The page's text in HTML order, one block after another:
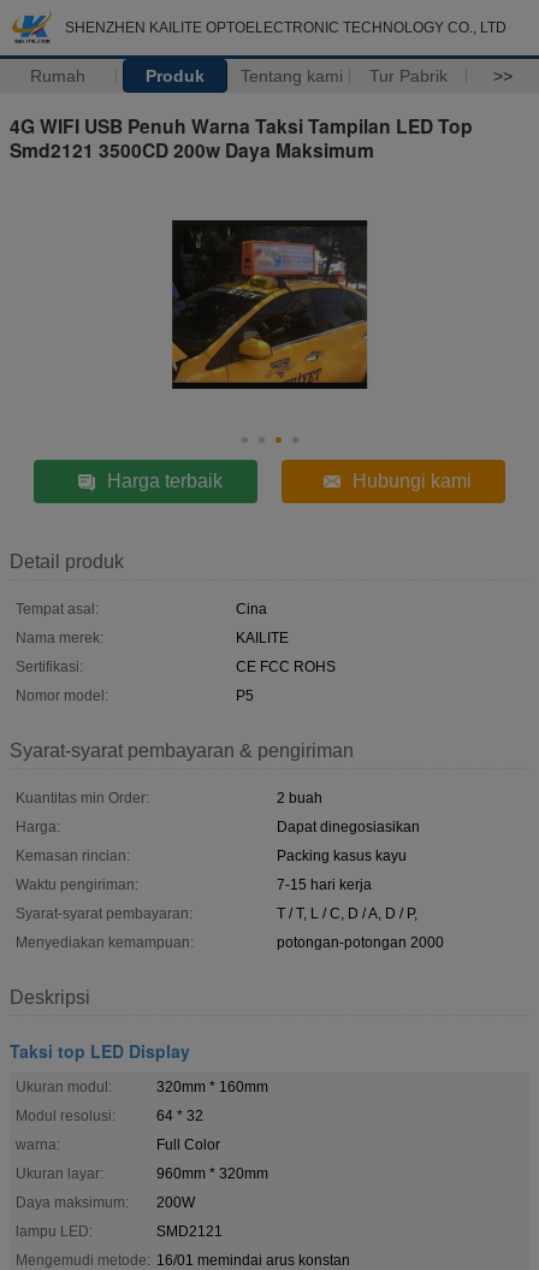
SHENZHEN KAILITE OPTOELECTRONIC TECHNOLOGY CO., LTD
Rumah Produk Tentang kami Tur Pabrik >>
4G WIFI USB Penuh Warna Taksi Tampilan LED Top
Smd2121 3500CD 200w Daya Maksimum
Harga terbaik Hubungi kami
Detail produk
Tempat asal:
Cina
Nama merek:
KAILITE
Sertifikasi:
CE FCC ROHS
Nomor model:
P5
Syarat-syarat pembayaran & pengiriman
Kuantitas min Order:
2 buah
Harga:
Dapat dinegosiasikan
Kemasan rincian:
Packing kasus kayu
Waktu pengiriman:
7-15 hari kerja
Syarat-syarat pembayaran:
T / T, L / C, D / A, D / P,
Menyediakan kemampuan:
potongan-potongan 2000
Deskripsi
Taksi top LED Display
Ukuran modul:
320mm * 160mm
Modul resolusi:
64 * 32
warna:
Full Color
Ukuran layar:
960mm * 320mm
Daya maksimum:
200W
lampu LED:
SMD2121
Mengemudi metode: 16/01 memindai arus konstan